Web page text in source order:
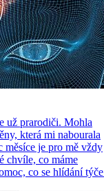
už prarodiči. Mohla
která mi nabourala
měsíce je pro mě vždy
chvíle, co máme
co se hlídání